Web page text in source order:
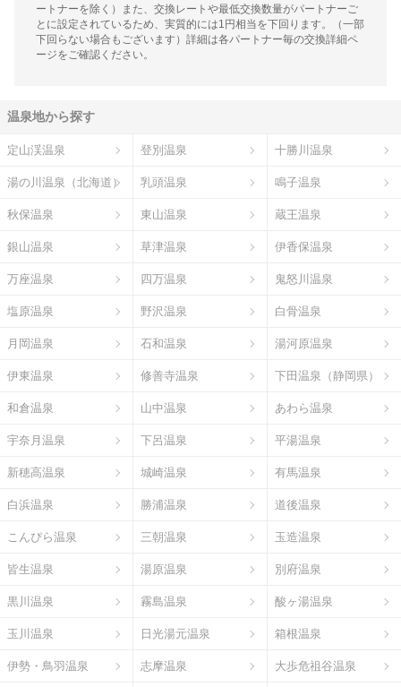
ートナーを除く）また、交換レートや最低交換数量がパートナーご
とに設定されているため、実質的には1円相当を下回ります。（一部
下回らない場合もございます）詳細は各パートナー毎の交換詳細ペ
ージをご確認ください。
温泉地から探す
定山渓温泉 登別温泉 十勝川温泉
湯の川温泉（北海道） 乳頭温泉 鳴子温泉
秋保温泉 東山温泉 蔵王温泉
銀山温泉 草津温泉 伊香保温泉
万座温泉 四万温泉 鬼怒川温泉
塩原温泉 野沢温泉 白骨温泉
月岡温泉 石和温泉 湯河原温泉
伊東温泉 修善寺温泉 下田温泉（静岡県）
和倉温泉 山中温泉 あわら温泉
宇奈月温泉 下呂温泉 平湯温泉
新穂高温泉 城崎温泉 有馬温泉
白浜温泉 勝浦温泉 道後温泉
こんぴら温泉 三朝温泉 玉造温泉
皆生温泉 湯原温泉 別府温泉
黒川温泉 霧島温泉 酸ヶ湯温泉
玉川温泉 日光湯元温泉 箱根温泉
伊勢・鳥羽温泉 志摩温泉 大歩危祖谷温泉